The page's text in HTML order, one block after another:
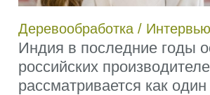
Деревообработка / Интервью
Индия в последние годы
российских
рассматривается как